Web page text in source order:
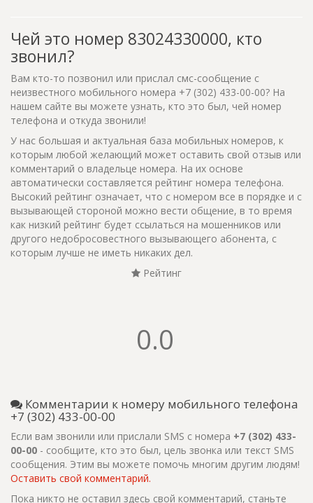
Чей это номер 83024330000, кто
звонил?
Вам кто-то позвонил или прислал смс-сообщение с
неизвестного мобильного номера +7 (302) 433-00-00? На
нашем сайте вы можете узнать, кто это был, чей номер
телефона и откуда звонили!
У нас большая и актуальная база мобильных номеров, к
которым любой желающий может оставить свой отзыв или
комментарий о владельце номера. На их основе
автоматически составляется рейтинг номера телефона.
Высокий рейтинг означает, что с номером все в порядке и с
вызывающей стороной можно вести общение, в то время
как низкий рейтинг будет ссылаться на мошенников или
другого недобросовестного вызывающего абонента, с
которым лучше не иметь никаких дел.
Рейтинг
0.0
Комментарии к номеру мобильного телефона
+7 (302) 433-00-00
Если вам звонили или прислали SMS с номера +7 (302) 433-
00-00 - сообщите, кто это был, цель звонка или текст SMS
сообщения. Этим вы можете помочь многим другим людям!
Оставить свой комментарий.
Пока никто не оставил здесь свой комментарий, станьте